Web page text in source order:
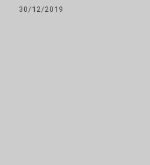
30/12/2019